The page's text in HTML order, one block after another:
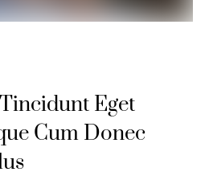
Tincidunt Eget
Cum Donec